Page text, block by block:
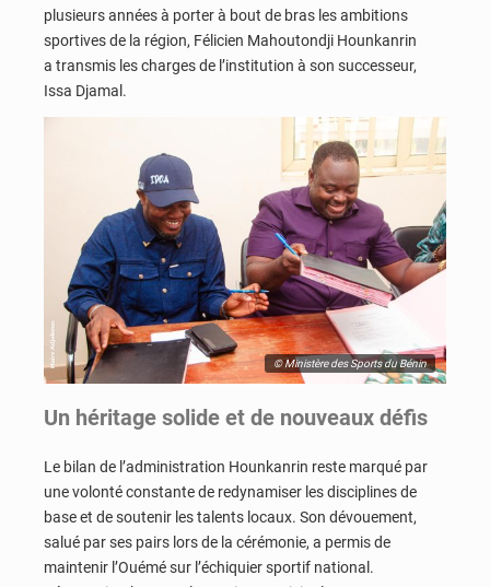
plusieurs années à porter à bout de bras les ambitions
sportives de la région, Félicien Mahoutondji Hounkanrin
a transmis les charges de l’institution à son successeur,
Issa Djamal.
© Ministère des Sports du Bénin
Un héritage solide et de nouveaux défis
Le bilan de l’administration Hounkanrin reste marqué par
une volonté constante de redynamiser les disciplines de
base et de soutenir les talents locaux. Son dévouement,
salué par ses pairs lors de la cérémonie, a permis de
maintenir l’Ouémé sur l’échiquier sportif national.